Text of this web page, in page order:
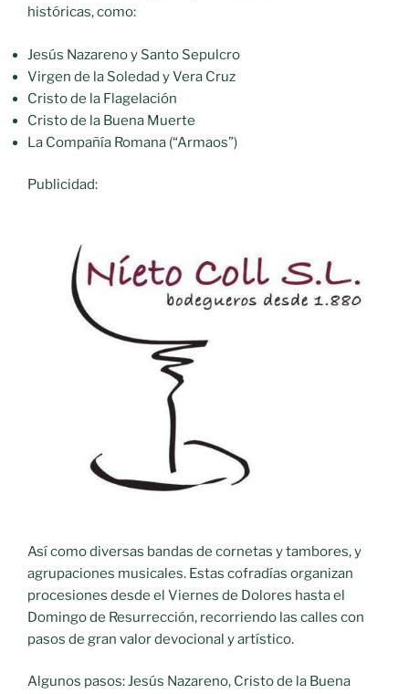
históricas, como:
Jesús Nazareno y Santo Sepulcro
Virgen de la Soledad y Vera Cruz
Cristo de la Flagelación
Cristo de la Buena Muerte
La Compañía Romana (“Armaos”)
Publicidad:
Así como diversas bandas de cornetas y tambores, y
agrupaciones musicales. Estas cofradías organizan
procesiones desde el Viernes de Dolores hasta el
Domingo de Resurrección, recorriendo las calles con
pasos de gran valor devocional y artístico.
Algunos pasos: Jesús Nazareno, Cristo de la Buena